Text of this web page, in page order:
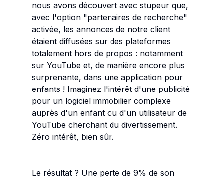
nous avons découvert avec stupeur que,
avec l'option "partenaires de recherche"
activée, les annonces de notre client
étaient diffusées sur des plateformes
totalement hors de propos : notamment
sur YouTube et, de manière encore plus
surprenante, dans une application pour
enfants ! Imaginez l'intérêt d'une publicité
pour un logiciel immobilier complexe
auprès d'un enfant ou d'un utilisateur de
YouTube cherchant du divertissement.
Zéro intérêt, bien sûr.
Le résultat ? Une perte de 9% de son